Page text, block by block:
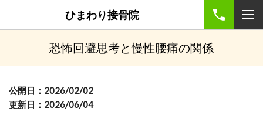
ひまわり接骨院
恐怖回避思考と慢性腰痛の関係
公開日：2026/02/02
更新日：2026/06/04